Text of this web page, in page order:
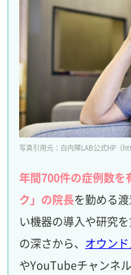
写真引用元：白内障LAB公式HP
年間700件の症例数を
ク」の院長を勤める
い機器の導入や研究
の深さから、 オウン
やYouTubeチャンネ